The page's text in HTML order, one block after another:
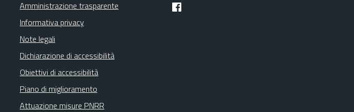
Amministrazione trasparente
Informativa privacy
Note legali
Dichiarazione di accessibilità
Obiettivi di accessibilità
Piano di miglioramento
Attuazione misure PNRR